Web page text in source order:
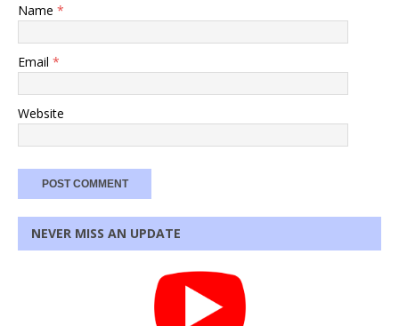
Name *
Email *
Website
NEVER MISS AN UPDATE